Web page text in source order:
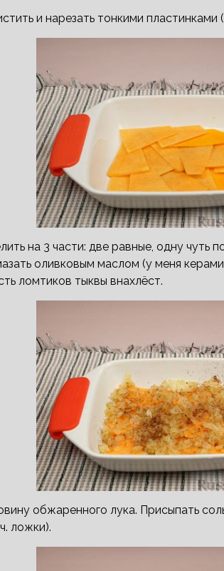
и нарезать тонкими
на 3 части: две равные, одну чуть
оливковым маслом (у меня
ломтиков тыквы внахлёст.
обжаренного лука. Присыпать
ложки).